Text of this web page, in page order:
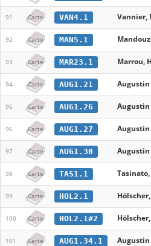
91 Carte VAN4.1 Vannier,
92 Carte MAN5.1
93 Carte MAR23.1 Marrou,
94 Carte AUG1.21 Augustin
95 Carte AUG1.26 Augustin
96 Carte AUG1.27 Augustin
97 Carte AUG1.30 Augustin
98 Carte TAS1.1
99 Carte HOL2.1
100 Carte HOL2.1#2
101 Carte AUG1.34.1 Augustin